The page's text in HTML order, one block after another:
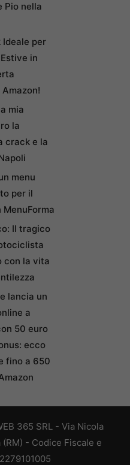
Pio nella
Ideale per
in
mia
la
crack e la
menu
per il
Il tragico
con la vita
lancia un
a
50 euro
ecco
fino a 650
365 SRL - Via Nicola
(RM) - Codice Fiscale e